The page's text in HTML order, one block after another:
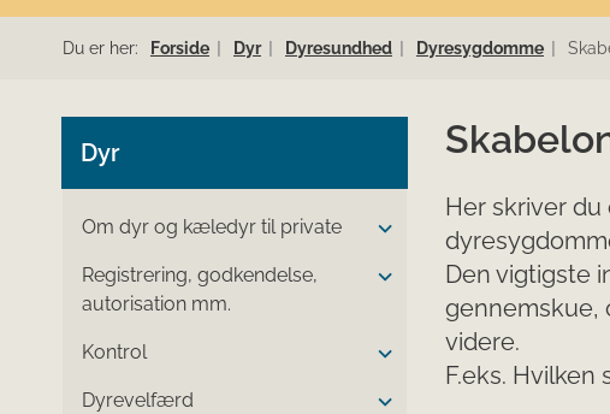
Du er her: Forside Dyr Dyresundhed Dyresygdomme
Dyr
Om dyr og kæledyr til private
Registrering, godkendelse,
autorisation mm.
Kontrol
Dyrevelfærd
Her skriver
Den vigtigste
gennemskue,
videre.
F.eks.